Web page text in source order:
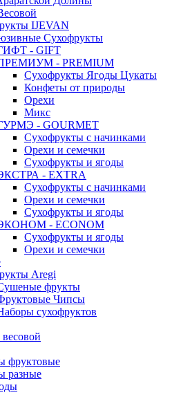
IJEVAN
Сухофрукты
- GIFT
- PREMIUM
Сухофрукты Ягоды Цукаты
Конфеты от природы
Орехи
Микс
- GOURMET
Сухофрукты с начинками
Орехи и семечки
Сухофрукты и ягоды
- EXTRA
Сухофрукты с начинками
Орехи и семечки
Сухофрукты и ягоды
- ECONOM
Сухофрукты и ягоды
Орехи и семечки
Aregi
фрукты
Чипсы
сухофруктов
фруктовые
разные